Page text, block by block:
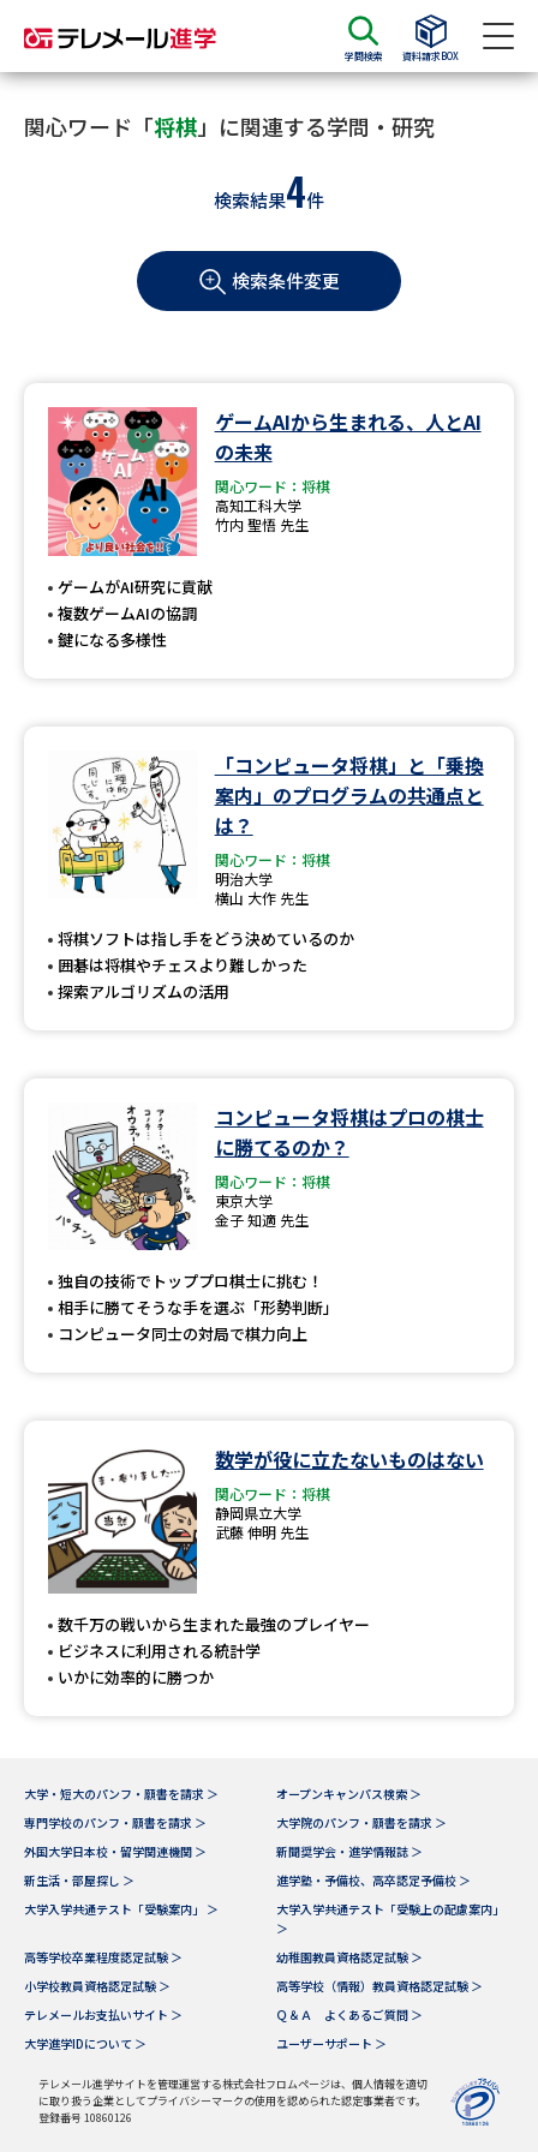
学問検索 資料請求BOX
資料請求 資料検索
大学・短大の資料種類から請求
学部・学科パンフ
過去問題集
大学・短大以外の資料から請求
専門学校の資料請求 大学院の資料請求
留学・進学関連、塾・予備校
高等学校（情報）教員資格認定
大学研究
大学で学べる内容や特徴を調べる
データサイエンス特集 奨学金・特待生制度特集
デジタルパンフレット 進路の３択
新学年スタート号特集ページ
（高3生用）
（高2生用）
SELFBRAND特集ページ
オープンキャンパス検索 実施プログラムから探す
来場型・Web型イベント特集 夢ナビライブ
受験準備 資料検索
先輩が入学を決めた理由
新生活お役立ちガイド
学問検索
大学で学びたい学問発見
関心ワード「将棋」に関連する学問・研究
検索結果4件
検索条件変更
ゲームAIから生まれる、人とAI
の未来
関心ワード：将棋
高知工科大学
竹内 聖悟 先生
ゲームがAI研究に貢献
複数ゲームAIの協調
鍵になる多様性
「コンピュータ将棋」と「乗換
案内」のプログラムの共通点と
は？
関心ワード：将棋
明治大学
横山 大作 先生
将棋ソフトは指し手をどう決めているのか
囲碁は将棋やチェスより難しかった
探索アルゴリズムの活用
コンピュータ将棋はプロの棋士
に勝てるのか？
関心ワード：将棋
東京大学
金子 知適 先生
独自の技術でトッププロ棋士に挑む！
相手に勝てそうな手を選ぶ「形勢判断」
コンピュータ同士の対局で棋力向上
数学が役に立たないものはない
関心ワード：将棋
静岡県立大学
武藤 伸明 先生
数千万の戦いから生まれた最強のプレイヤー
ビジネスに利用される統計学
いかに効率的に勝つか
大学・短大のパンフ・願書を請求 ＞
オープンキャンパス検索 ＞
専門学校のパンフ・願書を請求 ＞
大学院のパンフ・願書を請求 ＞
外国大学日本校・留学関連機関 ＞
新聞奨学会・進学情報誌 ＞
新生活・部屋探し ＞
進学塾・予備校、高卒認定予備校 ＞
大学入学共通テスト「受験案内」 ＞
大学入学共通テスト「受験上の配慮案内」
＞
高等学校卒業程度認定試験 ＞
幼稚園教員資格認定試験 ＞
小学校教員資格認定試験 ＞
高等学校（情報）教員資格認定試験 ＞
テレメールお支払いサイト ＞
Ｑ＆Ａ よくあるご質問 ＞
大学進学IDについて ＞
ユーザーサポート ＞
テレメール進学サイトを管理運営する株式会社フロムページは、個人情報を適切
に取り扱う企業としてプライバシーマークの使用を認められた認定事業者です。
登録番号 10860126